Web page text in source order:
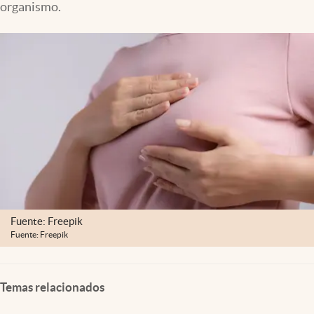
Clima
Espiritualidad
abre en nueva pestaña
organismo.
Fuente: Freepik
Fuente: Freepik
Temas relacionados